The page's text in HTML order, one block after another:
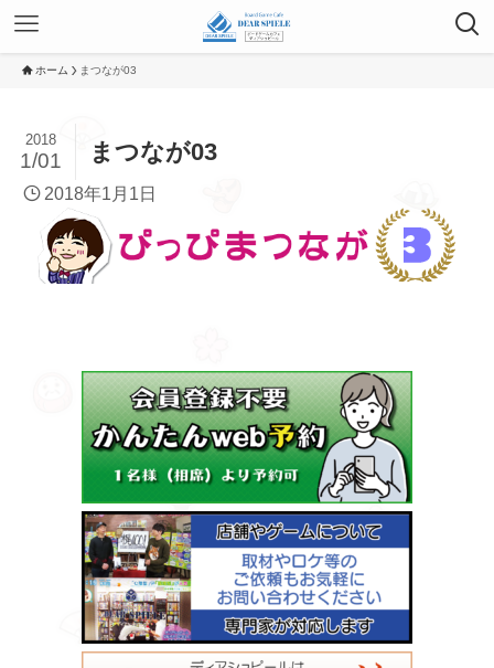
ホーム まつなが03
まつなが03
2018
1/01
2018年1月1日